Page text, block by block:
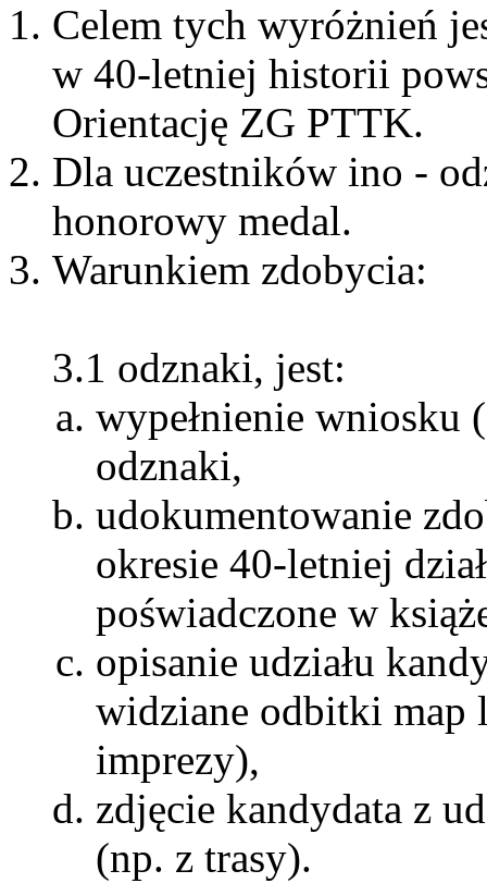
Celem tych wyróżnień
w 40-letniej historii
Orientację ZG PTTK.
Dla uczestników ino -
honorowy medal.
Warunkiem zdobycia:
3.1 odznaki, jest:
wypełnienie wniosku
odznaki,
udokumentowanie
okresie 40-letniej
poświadczone w
opisanie udziału
widziane odbitki map
imprezy),
zdjęcie kandydata z
(np. z trasy).